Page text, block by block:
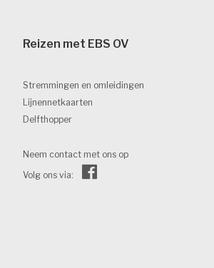
Reizen met EBS OV
Stremmingen en omleidingen
Lijnennetkaarten
Delfthopper
Neem contact met ons op
Volg ons via: